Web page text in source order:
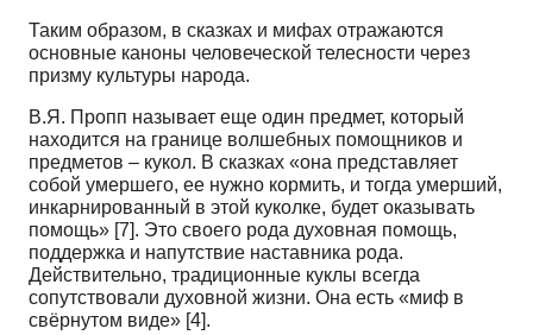
Таким образом, в сказках и мифах отражаются
основные каноны человеческой телесности через
призму культуры народа.
В.Я. Пропп называет еще один предмет, который
находится на границе волшебных помощников и
предметов – кукол. В сказках «она представляет
собой умершего, ее нужно кормить, и тогда умерший,
инкарнированный в этой куколке, будет оказывать
помощь» [7]. Это своего рода духовная помощь,
поддержка и напутствие наставника рода.
Действительно, традиционные куклы всегда
сопутствовали духовной жизни. Она есть «миф в
свёрнутом виде» [4].